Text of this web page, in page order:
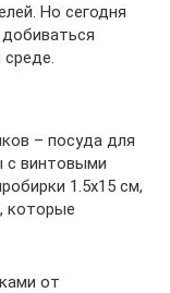
Но сегодня
среде.
– посуда для
с винтовыми
1.5х15 см,
которые
от